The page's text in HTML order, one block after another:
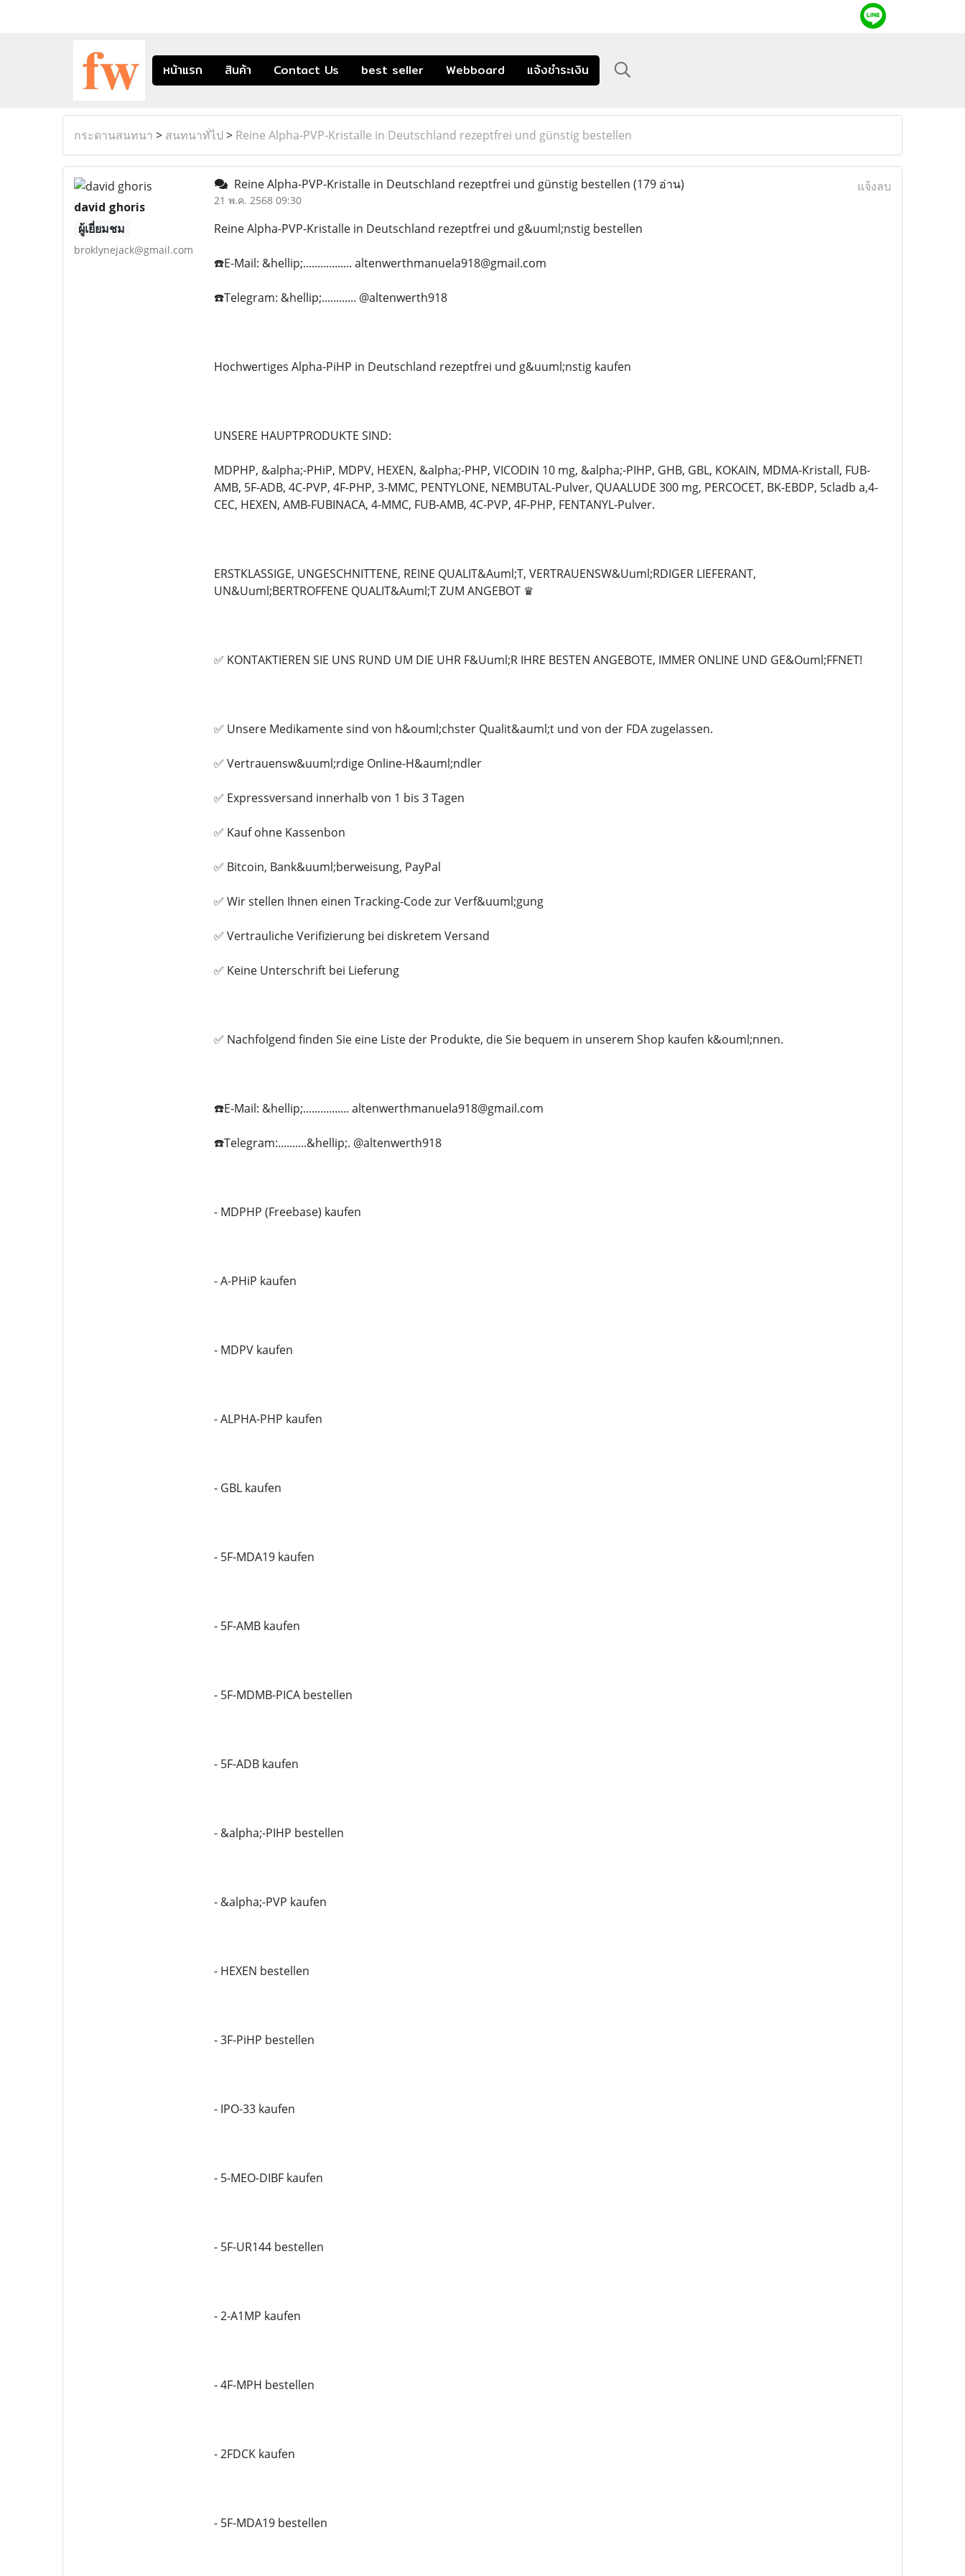
หน้าแรก สินค้า Contact Us best seller Webboard แจ้งชำระเงิน
กระดานสนทนา > สนทนาทั่ไป > Reine Alpha-PVP-Kristalle in Deutschland rezeptfrei und günstig bestellen
david ghoris
ผู้เยี่ยมชม
broklynejack@gmail.com
Reine Alpha-PVP-Kristalle in Deutschland rezeptfrei und günstig bestellen (179 อ่าน)
21 พ.ค. 2568 09:30
แจ้งลบ
Reine Alpha-PVP-Kristalle in Deutschland rezeptfrei und g&uuml;nstig bestellen
☎️E-Mail: &hellip;................. altenwerthmanuela918@gmail.com
☎️Telegram: &hellip;............ @altenwerth918
Hochwertiges Alpha-PiHP in Deutschland rezeptfrei und g&uuml;nstig kaufen
UNSERE HAUPTPRODUKTE SIND:
MDPHP, &alpha;-PHiP, MDPV, HEXEN, &alpha;-PHP, VICODIN 10 mg, &alpha;-PIHP, GHB, GBL, KOKAIN, MDMA-Kristall, FUB-
AMB, 5F-ADB, 4C-PVP, 4F-PHP, 3-MMC, PENTYLONE, NEMBUTAL-Pulver, QUAALUDE 300 mg, PERCOCET, BK-EBDP, 5cladb a,4-
CEC, HEXEN, AMB-FUBINACA, 4-MMC, FUB-AMB, 4C-PVP, 4F-PHP, FENTANYL-Pulver.
ERSTKLASSIGE, UNGESCHNITTENE, REINE QUALIT&Auml;T, VERTRAUENSW&Uuml;RDIGER LIEFERANT,
UN&Uuml;BERTROFFENE QUALIT&Auml;T ZUM ANGEBOT ♛
✅ KONTAKTIEREN SIE UNS RUND UM DIE UHR F&Uuml;R IHRE BESTEN ANGEBOTE, IMMER ONLINE UND GE&Ouml;FFNET!
✅ Unsere Medikamente sind von h&ouml;chster Qualit&auml;t und von der FDA zugelassen.
✅ Vertrauensw&uuml;rdige Online-H&auml;ndler
✅ Expressversand innerhalb von 1 bis 3 Tagen
✅ Kauf ohne Kassenbon
✅ Bitcoin, Bank&uuml;berweisung, PayPal
✅ Wir stellen Ihnen einen Tracking-Code zur Verf&uuml;gung
✅ Vertrauliche Verifizierung bei diskretem Versand
✅ Keine Unterschrift bei Lieferung
✅ Nachfolgend finden Sie eine Liste der Produkte, die Sie bequem in unserem Shop kaufen k&ouml;nnen.
☎️E-Mail: &hellip;................ altenwerthmanuela918@gmail.com
☎️Telegram:..........&hellip;. @altenwerth918
- MDPHP (Freebase) kaufen
- A-PHiP kaufen
- MDPV kaufen
- ALPHA-PHP kaufen
- GBL kaufen
- 5F-MDA19 kaufen
- 5F-AMB kaufen
- 5F-MDMB-PICA bestellen
- 5F-ADB kaufen
- &alpha;-PIHP bestellen
- &alpha;-PVP kaufen
- HEXEN bestellen
- 3F-PiHP bestellen
- IPO-33 kaufen
- 5-MEO-DIBF kaufen
- 5F-UR144 bestellen
- 2-A1MP kaufen
- 4F-MPH bestellen
- 2FDCK kaufen
- 5F-MDA19 bestellen